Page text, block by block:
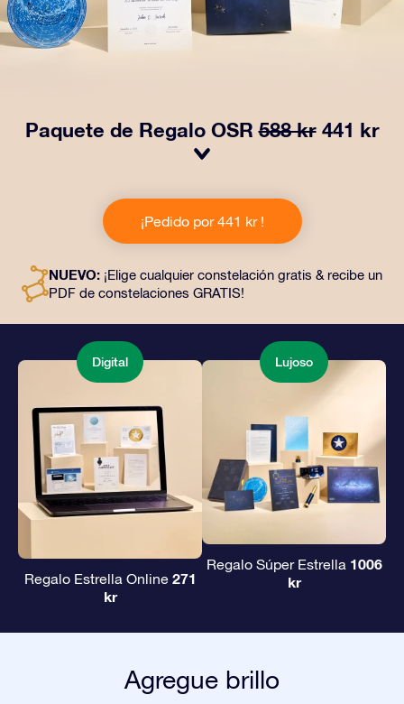
Paquete de Regalo OSR588 kr 441 kr
OSR! Este regalo incluye un bonito sobre y documentos
personalizados enviados a la dirección que elijas,
además de documentos digitales y el uso gratuito de
obsequiar un regalo eterno a amigos y seres queridos.
¡Pedido por 441 kr !
NUEVO: ¡Elige cualquier constelación gratis & recibe un
PDF de constelaciones GRATIS!
Digital
Regalo Estrella Online 271
kr
Lujoso
Regalo Súper Estrella 1006
kr
Agregue brillo